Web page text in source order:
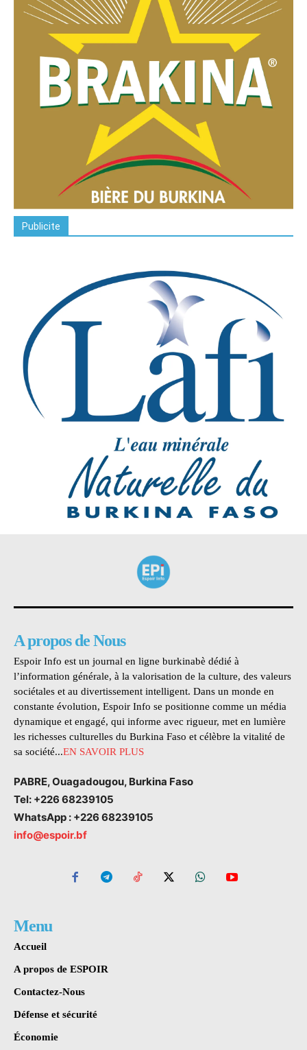
Publicite
A propos de Nous
Espoir Info est un journal en ligne burkinabè dédié à
l’information générale, à la valorisation de la culture, des valeurs
sociétales et au divertissement intelligent. Dans un monde en
constante évolution, Espoir Info se positionne comme un média
dynamique et engagé, qui informe avec rigueur, met en lumière
les richesses culturelles du Burkina Faso et célèbre la vitalité de
sa société...EN SAVOIR PLUS
PABRE, Ouagadougou, Burkina Faso
Tel: +226 68239105
WhatsApp : +226 68239105
info@espoir.bf
Menu
Accueil
A propos de ESPOIR
Contactez-Nous
Défense et sécurité
Économie